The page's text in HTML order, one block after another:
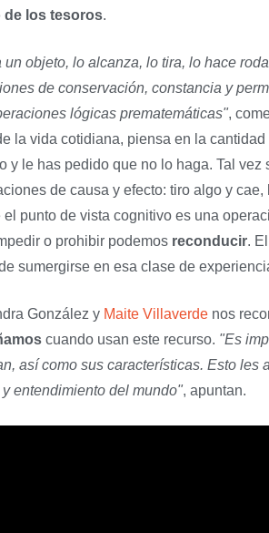
de los tesoros.
un objeto, lo alcanza, lo tira, lo hace
de conservación, constancia y
lógicas prematemáticas",
la vida cotidiana, piensa en la
y le has pedido que no lo haga. Tal vez
de causa y efecto: tiro algo y cae,
punto de vista cognitivo es una
o prohibir podemos reconducir.
sumergirse en esa clase de
González y Maite Villaverde nos
cuando usan este recurso. "Es
así como sus características. Esto les
entendimiento del mundo", apuntan.